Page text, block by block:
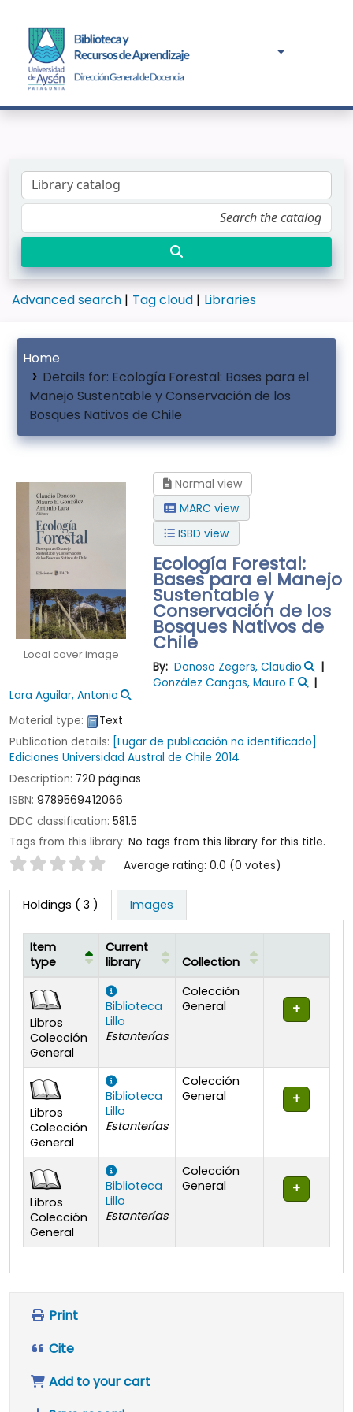
Advanced search Tag cloud Libraries
Home
Details for: Ecología Forestal: Bases para el
Manejo Sustentable y Conservación de los
Bosques Nativos de Chile
Local cover image
Normal view
MARC view
ISBD view
Ecología Forestal:
Bases para el Manejo
Sustentable y
Conservación de los
Bosques Nativos de
Chile
By: Donoso Zegers, Claudio
González Cangas, Mauro E
Lara Aguilar, Antonio
Material type:
Text
Publication details: [Lugar de publicación no identificado]
Ediciones Universidad Austral de Chile 2014
Description: 720 páginas
ISBN: 9789569412066
DDC classification: 581.5
Tags from this library: No tags from this library for this title.
Star ratings Average rating: 0.0 (0 votes)
Holdings ( 3 ) Images
Holdings
Item
type
Current
library
Collection
Libros
Colección
General
Biblioteca
Lillo
Estanterías
Colección
General
Libros
Colección
General
Biblioteca
Lillo
Estanterías
Colección
General
Libros
Colección
General
Biblioteca
Lillo
Estanterías
Colección
General
Print
Cite
Add to your cart